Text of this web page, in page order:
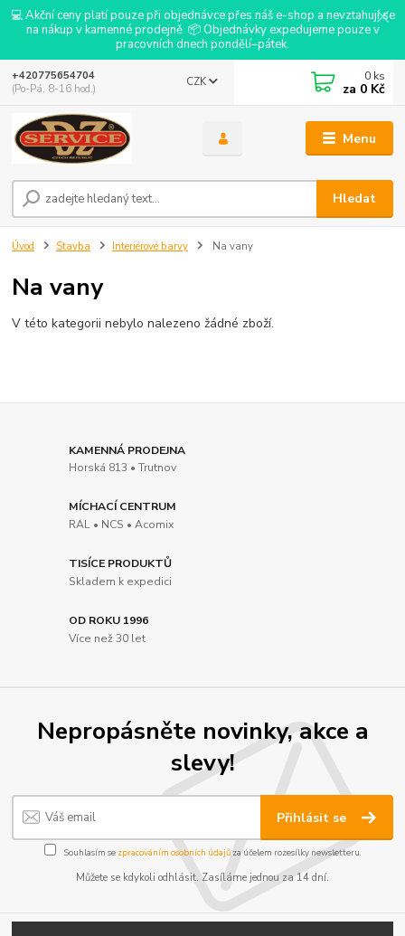
💻 Akční ceny platí pouze při objednávce přes náš e-shop a nevztahují se
na nákup v kamenné prodejně. 📦 Objednávky expedujeme pouze v
pracovních dnech pondělí–pátek.
Menu
CZK
Hledat
+420775654704
(Po-Pá, 8-16 hod.)
0 ks
za 0 Kč
Úvod Stavba Interiérové barvy Na vany
Na vany
V této kategorii nebylo nalezeno žádné zboží.
KAMENNÁ PRODEJNA
Horská 813 • Trutnov
MÍCHACÍ CENTRUM
RAL • NCS • Acomix
TISÍCE PRODUKTŮ
Skladem k expedici
OD ROKU 1996
Více než 30 let
Nepropásněte novinky, akce a
slevy!
Přihlásit se
Souhlasím se zpracováním osobních údajůza účelem rozesílky newsletteru.
Můžete se kdykoli odhlásit. Zasíláme jednou za 14 dní.